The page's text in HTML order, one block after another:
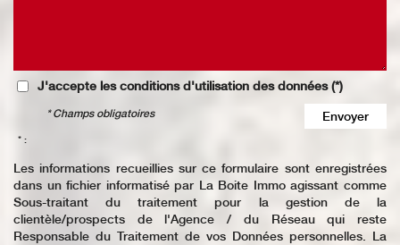
J'accepte les conditions d'utilisation des données (*)
Envoyer
* Champs obligatoires
* :
Les informations recueillies sur ce formulaire sont enregistrées
dans un fichier informatisé par La Boite Immo agissant comme
Sous-traitant du traitement pour la gestion de la
clientèle/prospects de l'Agence / du Réseau qui reste
Responsable du Traitement de vos Données personnelles. La